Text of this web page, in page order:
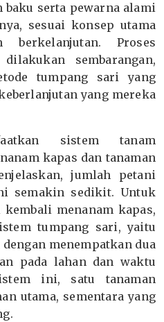
baku serta pewarna alami
sesuai konsep utama
Proses
sembarangan,
tumpang sari yang
yang mereka
sistem tanam
kapas dan tanaman
jumlah petani
semakin sedikit. Untuk
menanam kapas,
tumpang sari, yaitu
menempatkan dua
pada lahan dan waktu
ini, satu tanaman
utama, sementara yang